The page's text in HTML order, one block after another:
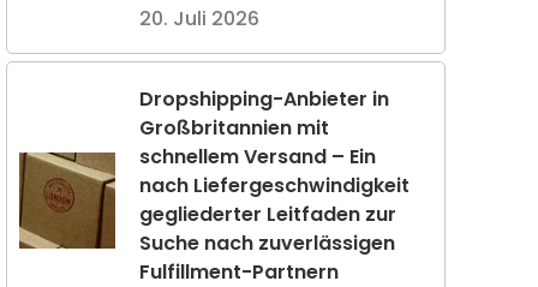
20. Juli 2026
Dropshipping-Anbieter in
Großbritannien mit
schnellem Versand – Ein
nach Liefergeschwindigkeit
gegliederter Leitfaden zur
Suche nach zuverlässigen
Fulfillment-Partnern